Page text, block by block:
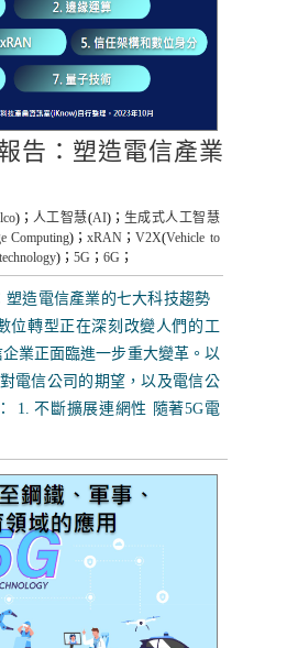
告：塑造電信產業
)； 人工智慧(AI)； 生成式人工智慧
Computing)；xRAN ；V2X(Vehicle to
)；5G ；6G ；
塑造電信產業的七大科技趨勢
位轉型正在深刻改變人們的工
業正面臨進一步重大變革。以
電信公司的期望，以及電信公
1. 不斷擴展連網性 隨著5G電